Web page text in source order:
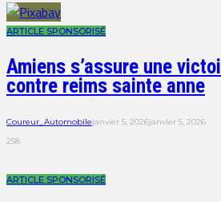
ARTICLE SPONSORISÉ
Amiens s’assure une
contre reims sainte anne
Coureur_Automobilejanvier 5, 2026janvier 5, 2026
258
ARTICLE SPONSORISÉ